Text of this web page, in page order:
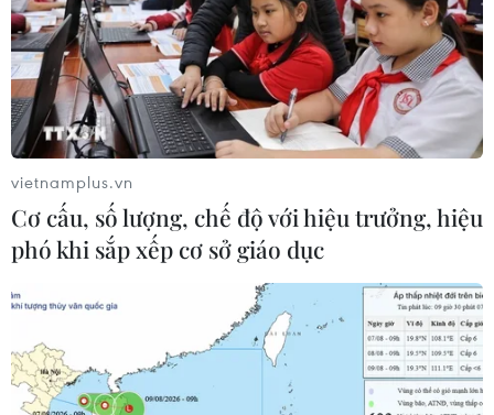
vietnamplus.vn
Cơ cấu, số lượng, chế độ với hiệu trưởng, hiệu
phó khi sắp xếp cơ sở giáo dục